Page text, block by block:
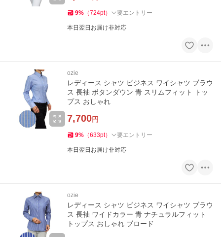
9% （724pt） 要エントリー
本日翌日お届け非対応
ozie
レディース シャツ ビジネス ワイシャツ ブラウ
ス 長袖 ボタンダウン 青 スリムフィット トッ
プス おしゃれ
7,700円
9% （633pt） 要エントリー
本日翌日お届け非対応
ozie
レディース シャツ ビジネス ワイシャツ ブラウ
ス 長袖 ワイドカラー 青 ナチュラルフィット
トップス おしゃれ ブロード